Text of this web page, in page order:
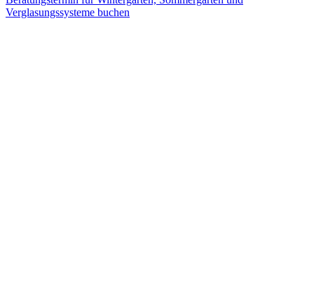
Verglasungssysteme buchen